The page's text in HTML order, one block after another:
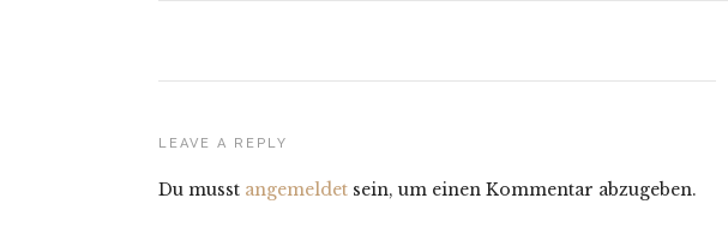
LEAVE A REPLY
Du musst angemeldet sein, um einen Kommentar abzugeben.